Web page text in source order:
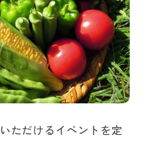
ただけるイベントを定